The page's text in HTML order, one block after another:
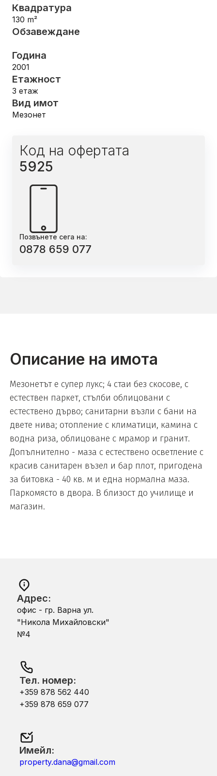
Квадратура
130 m²
Обзавеждане
Година
2001
Етажност
3 етаж
Вид имот
Мезонет
Код на офертата
5925
Позвънете сега на:
0878 659 077
Описание на имота
Мезонетът е супер лукс; 4 стаи без скосове, с
естествен паркет, стълби облицовани с
естествено дърво; санитарни възли с бани на
двете нива; отопление с климатици, камина с
водна риза, облицоване с мрамор и гранит.
Допълнително - маза с естествено осветление с
красив санитарен възел и бар плот, пригодена
за битовка - 40 кв. м и една нормална маза.
Паркомясто в двора. В близост до училище и
магазин.
Адрес:
офис - гр. Варна ул.
"Никола Михайловски"
№4
Тел. номер:
+359 878 562 440
+359 878 659 077
Имейл:
property.dana@gmail.com